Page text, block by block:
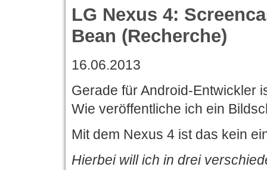
LG Nexus 4:
Bean (Recherche)
16.06.2013
Gerade für Android-Entwickler
Wie veröffentliche ich ein
Mit dem Nexus 4 ist das kein
Hierbei will ich in drei